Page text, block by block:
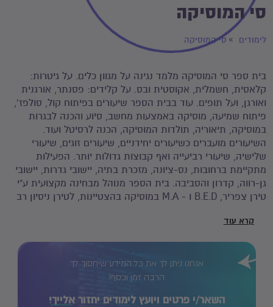
סי המוסיקה
לימודים סי המוסיקה
בית ספר סי המוסיקה מלמד נגינה על מגוון כלים. על גיטרות:
קלאסית, חשמלית, אקוסטית ובס. על קלידים: פסנתר, אורגנית
ואורגן, ועל תופים. עוד בבית הספר שיעורים בפיתוח קול, סולפז',
פיתוח שמיעה, מוסיקה באמצעות מחשב, סיוע והכנה לבגרות
במוסיקה, תיאוריה, תולדות המוסיקה, הכנה לרסיטל ועוד.
השיעורים מועברים כשיעורים יחידניים, שיעורים זוגים, שיעורי
שלישיה, שיעורי רביעייה ואף קבוצות גדולות יותר. הפעילות
מתקיימת ברחובות, נס-ציונה, מזכרת בתיה, יישובי גדרות, יישובי
גן-רווה, קדרון והסביבה. בית הספר מנוהל מבחינה מקצועית ע"י
טירן צפריר, B.E.D ו - M.A במוסיקה בהצטיינות, לטירן ניסיון רב
החינוך.
קרא עוד
אנחנו ניתן לך את כל המידע שיחסוך לך
הרבה זמן וכסף!
השאר/י פרטים ויועץ לימודים יחזוראלייך!